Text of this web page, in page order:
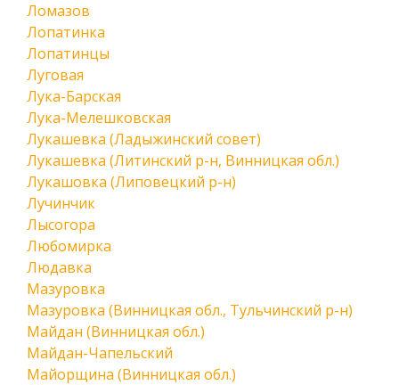
Ломазов
Лопатинка
Лопатинцы
Луговая
Лука-Барская
Лука-Мелешковская
Лукашевка (Ладыжинский совет)
Лукашевка (Литинский р-н, Винницкая обл.)
Лукашовка (Липовецкий р-н)
Лучинчик
Лысогора
Любомирка
Людавка
Мазуровка
Мазуровка (Винницкая обл., Тульчинский р-н)
Майдан (Винницкая обл.)
Майдан-Чапельский
Майорщина (Винницкая обл.)